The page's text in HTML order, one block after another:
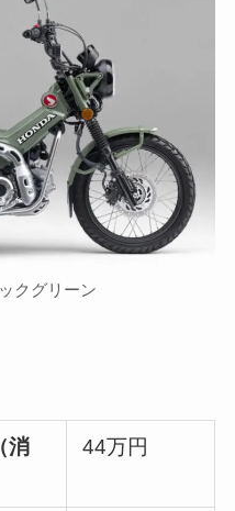
クグリーン
消
44万円